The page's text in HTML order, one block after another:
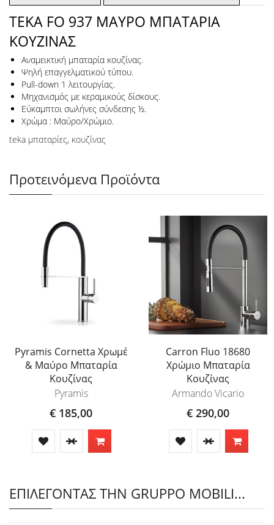
TEKA FO 937 ΜΑΥΡΟ ΜΠΑΤΑΡΙΑ
ΚΟΥΖΙΝΑΣ
Αναμεικτική μπαταρία κουζίνας.
Ψηλή επαγγελματικού τύπου.
Pull-down 1 λειτουργίας.
Μηχανισμός με κεραμικούς δίσκους.
Εύκαμπτοι σωλήνες σύνδεσης ½.
Χρώμα : Μαύρο/Χρώμιο.
teka μπαταρίες, κουζίνας
Προτεινόμενα Προϊόντα
Pyramis Cornetta Χρωμέ
& Μαύρο Μπαταρία
Κουζίνας
Pyramis
€ 185,00
Carron Fluo 18680
Χρώμιο Μπαταρία
Κουζίνας
Armando Vicario
€ 290,00
ΕΠΙΛΕΓΟΝΤΑΣ ΤΗΝ GRUPPO MOBILI...